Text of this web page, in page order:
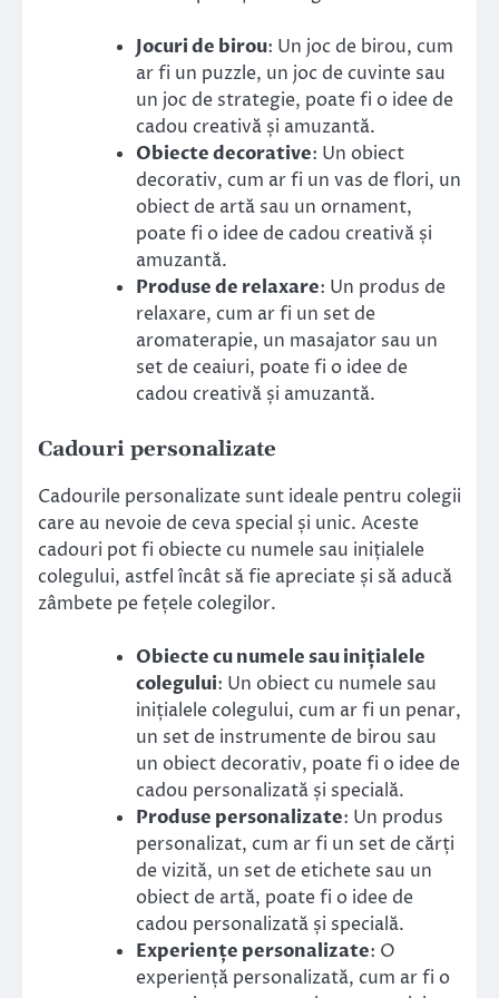
Jocuri de birou: Un joc de birou, cum
ar fi un puzzle, un joc de cuvinte sau
un joc de strategie, poate fi o idee de
cadou creativă și amuzantă.
Obiecte decorative: Un obiect
decorativ, cum ar fi un vas de flori, un
obiect de artă sau un ornament,
poate fi o idee de cadou creativă și
amuzantă.
Produse de relaxare: Un produs de
relaxare, cum ar fi un set de
aromaterapie, un masajator sau un
set de ceaiuri, poate fi o idee de
cadou creativă și amuzantă.
Cadouri personalizate
Cadourile personalizate sunt ideale pentru colegii
care au nevoie de ceva special și unic. Aceste
cadouri pot fi obiecte cu numele sau inițialele
colegului, astfel încât să fie apreciate și să aducă
zâmbete pe fețele colegilor.
Obiecte cu numele sau inițialele
colegului: Un obiect cu numele sau
inițialele colegului, cum ar fi un penar,
un set de instrumente de birou sau
un obiect decorativ, poate fi o idee de
cadou personalizată și specială.
Produse personalizate: Un produs
personalizat, cum ar fi un set de cărți
de vizită, un set de etichete sau un
obiect de artă, poate fi o idee de
cadou personalizată și specială.
Experiențe personalizate: O
experiență personalizată, cum ar fi o